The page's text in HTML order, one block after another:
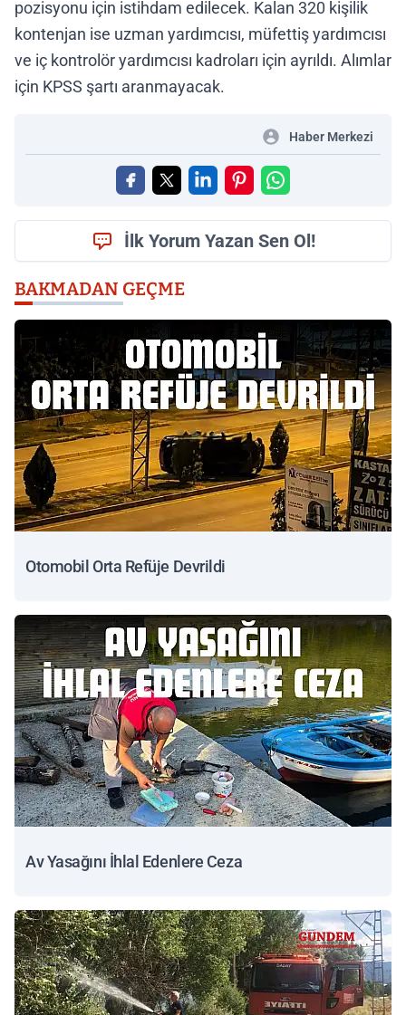
pozisyonu için istihdam edilecek. Kalan 320 kişilik
kontenjan ise uzman yardımcısı, müfettiş yardımcısı
ve iç kontrolör yardımcısı kadroları için ayrıldı. Alımlar
için KPSS şartı aranmayacak.
Haber Merkezi
İlk Yorum Yazan Sen Ol!
BAKMADAN GEÇME
Otomobil Orta Refüje Devrildi
Av Yasağını İhlal Edenlere Ceza